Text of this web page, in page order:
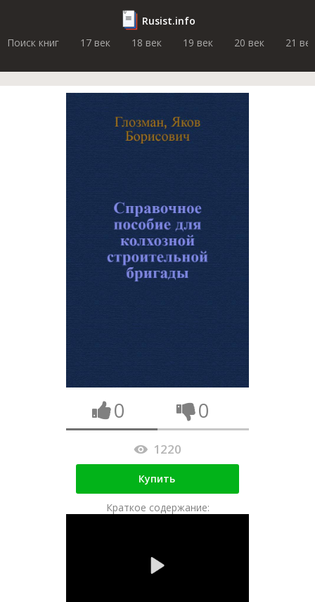
Rusist.info
Поиск книг
17 век 18 век 19 век 20 век 21 век
0 0
1220
Купить
Краткое содержание: